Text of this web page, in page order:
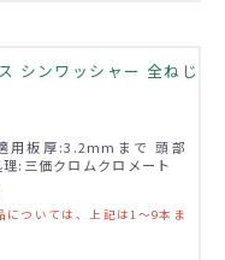
シンワッシャー 全ねじ
用板厚:3.2mmまで 頭部
:三価クロムクロメート
ついては、上記は1～9本ま